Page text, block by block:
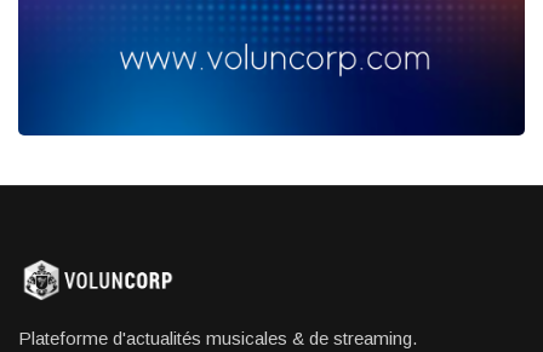
Plateforme d'actualités musicales & de streaming.